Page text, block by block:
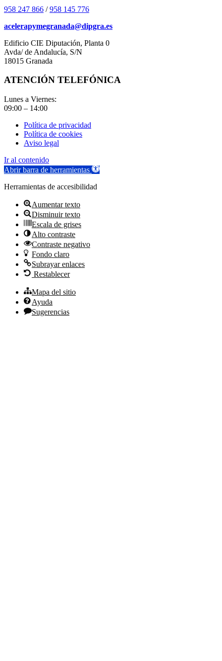
958 247 866 /958 145 776
acelerapymegranada@dipgra.es
Edificio CIE Diputación, Planta 0
Avda/ de Andalucía, S/N
18015 Granada
ATENCIÓN TELEFÓNICA
Lunes a Viernes:
09:00 – 14:00
Política de privacidad
Política de cookies
Aviso legal
Ir al contenido
Abrir barra de herramientas
Herramientas de accesibilidad
Aumentar texto
Disminuir texto
Escala de grises
Alto contraste
Contraste negativo
Fondo claro
Subrayar enlaces
Restablecer
Mapa del sitio
Ayuda
Sugerencias